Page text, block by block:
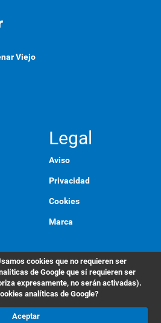
Viejo
Legal
Aviso
Privacidad
Cookies
Marca
cookies que no requieren ser
de Google que sí requieren ser
expresamente, no serán activadas).
analíticas de Google?
Aceptar